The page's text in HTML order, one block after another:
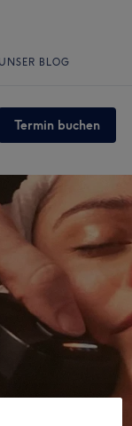
UNSER BLOG
Termin buchen